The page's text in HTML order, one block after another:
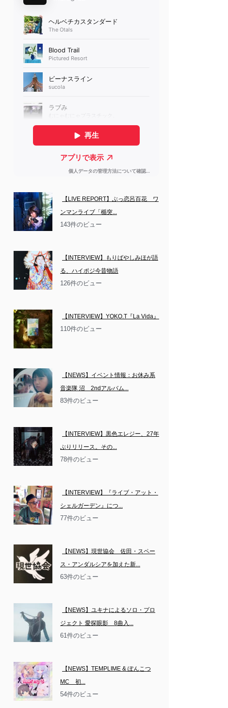
【LIVE REPORT】ぶっ恋呂百花　ワ
ンマンライブ「楯突...
143件のビュー
【INTERVIEW】もりばやしみほが語
る、ハイポジ今昔物語
126件のビュー
【INTERVIEW】YOKO.T『La Vida』
110件のビュー
【NEWS】イベント情報：お休み系
音楽隊 沼　2ndアルバム...
83件のビュー
【INTERVIEW】黒色エレジー、27年
ぶりリリース。その...
78件のビュー
【INTERVIEW】『ライブ・アット・
シェルガーデン』につ...
77件のビュー
【NEWS】現世協会　佐田・スペー
ス・アンダルシアを加えた新...
63件のビュー
【NEWS】ユキナによるソロ・プロ
ジェクト 愛探眼影　8曲入...
61件のビュー
【NEWS】TEMPLIME & ぽんこつ
MC　初...
54件のビュー